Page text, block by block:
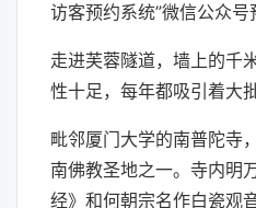
访客预约系统”微信公众号
走进芙蓉隧道，墙上的千
性十足，每年都吸引着大
毗邻厦门大学的南普陀寺
南佛教圣地之一。寺内明
经》和何朝宗名作白瓷观